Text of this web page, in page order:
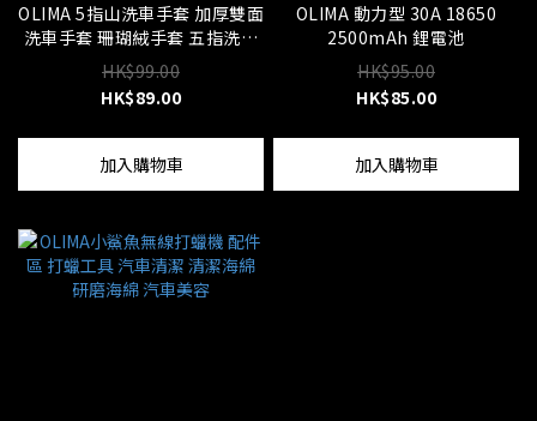
OLIMA 5指山洗車手套 加厚雙面
洗車手套 珊瑚絨手套 五指洗車
手套
HK$99.00
HK$89.00
加入購物車
OLIMA 動力型 30A 18650
2500mAh 鋰電池
HK$95.00
HK$85.00
加入購物車